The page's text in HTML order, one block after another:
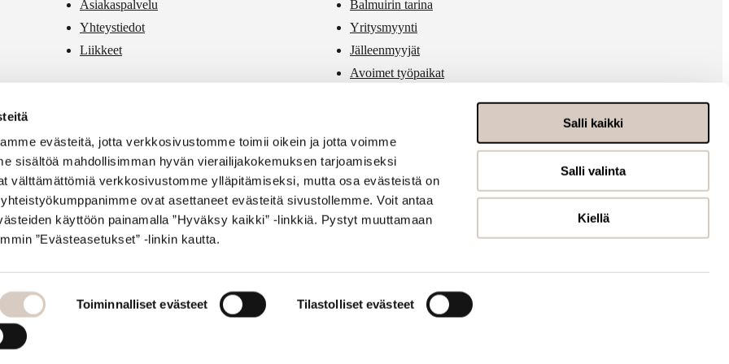
evästeitä, jotta verkkosivustomme toimii oikein ja jotta voimme
sisältöä mahdollisimman hyvän vierailijakokemuksen tarjoamiseksi
välttämättömiä verkkosivustomme ylläpitämiseksi, mutta osa evästeistä on
ovat asettaneet evästeitä sivustollemme. Voit antaa
käyttöön painamalla ”Hyväksy kaikki” -linkkiä. Pystyt muuttamaan
”Evästeasetukset” -linkin kautta.
Toiminnalliset evästeet Tilastolliset evästeet
Salli kaikki
Salli valinta
Kiellä
Asiakaspalvelu
Yhteystiedot
Liikkeet
Balmuirin tarina
Yritysmyynti
Jälleenmyyjät
Avoimet työpaikat